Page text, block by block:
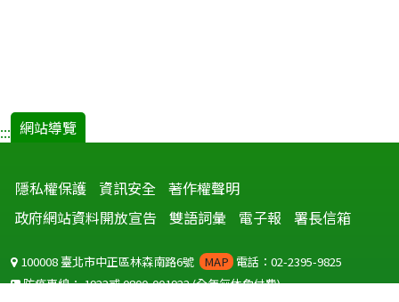
::: 網站導覽
隱私權保護 資訊安全 著作權聲明
政府網站資料開放宣告
雙語詞彙 電子報 署長信箱
100008 臺北市中正區林森南路6號 MAP 電話：02-2395-9825
防疫專線：1922或0800-001922(全年無休免付費)